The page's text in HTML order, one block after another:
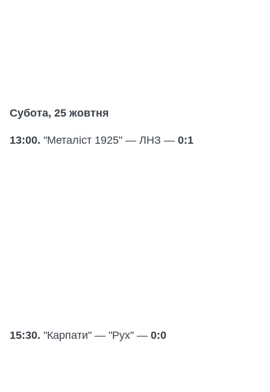
Субота, 25 жовтня
13:00. "Металіст 1925" — ЛНЗ — 0:1
15:30. "Карпати" — "Рух" — 0:0